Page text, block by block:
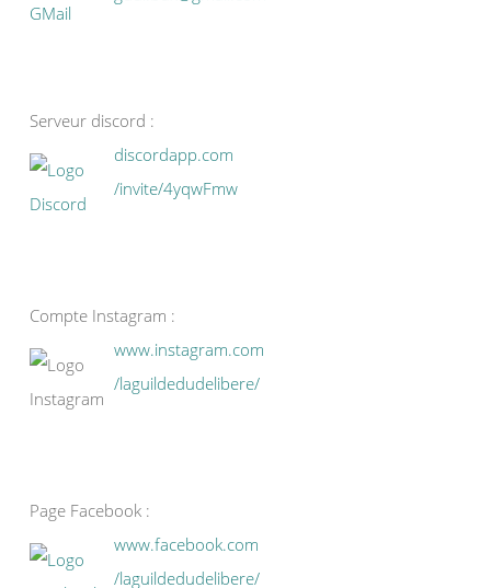
Serveur discord :
discordapp.com
/invite/4yqwFmw
Compte Instagram :
www.instagram.com
/laguildedudelibere/
Page Facebook :
www.facebook.com
/laguildedudelibere/